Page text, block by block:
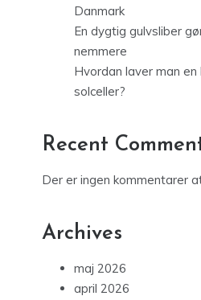
Danmark
En dygtig gulvsliber
nemmere
Hvordan laver man
solceller?
Recent
Der er ingen kommentarer
Archives
maj 2026
april 2026